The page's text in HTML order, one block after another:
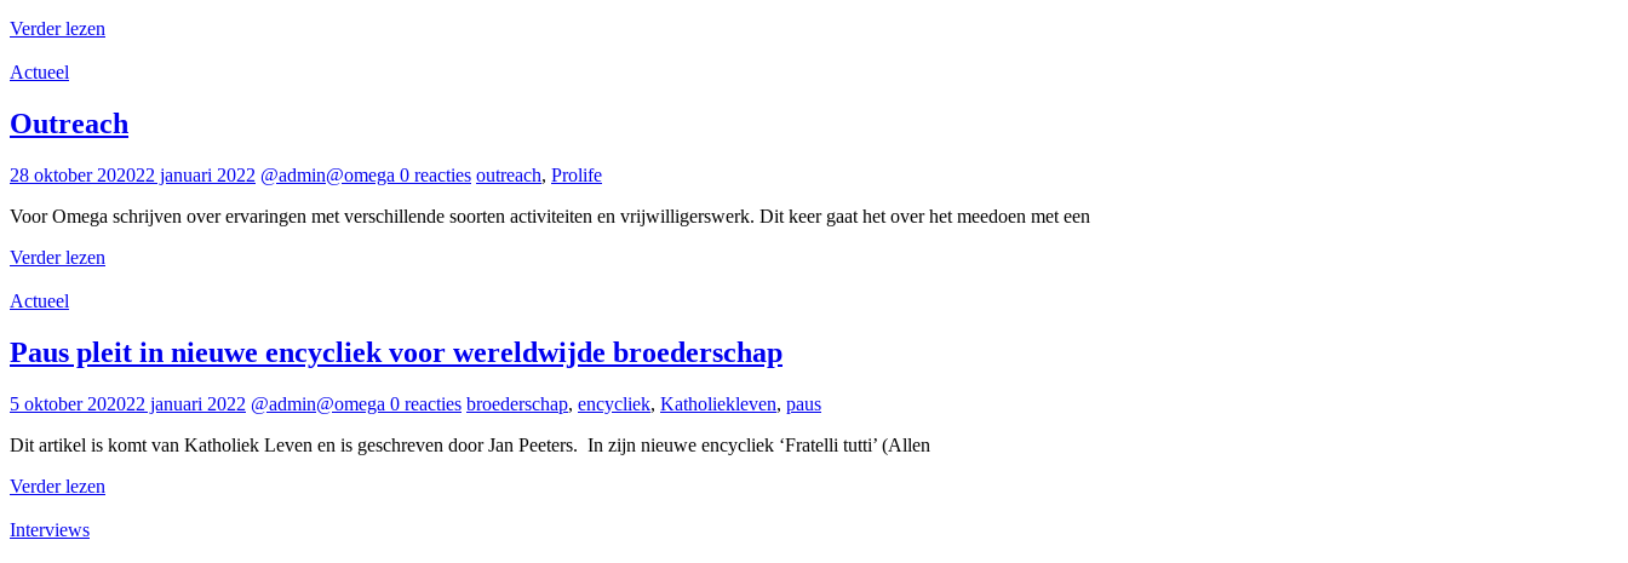
Verder lezen
Actueel
Outreach
28 oktober 202022 januari 2022 @admin@omega 0 reacties outreach, Prolife
Voor Omega schrijven over ervaringen met verschillende soorten activiteiten en vrijwilligerswerk. Dit keer gaat het over het meedoen met een
Verder lezen
Actueel
Paus pleit in nieuwe encycliek voor wereldwijde broederschap
5 oktober 202022 januari 2022 @admin@omega 0 reacties broederschap, encycliek, Katholiekleven, paus
Dit artikel is komt van Katholiek Leven en is geschreven door Jan Peeters. In zijn nieuwe encycliek ‘Fratelli tutti’ (Allen
Verder lezen
Interviews